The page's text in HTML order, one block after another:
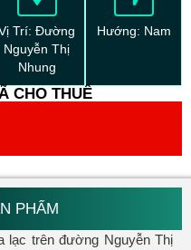
Trí: Đường
Nguyễn Thị
Nhung
Hướng: Nam
CHO THUÊ
PHẨM
lạc trên đường Nguyễn Thị